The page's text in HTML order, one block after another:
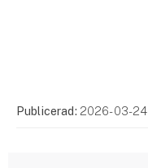
Publicerad: 2026-03-24